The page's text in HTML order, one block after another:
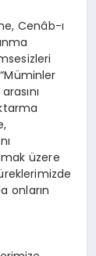
Cenâb-ı
üzere
onların